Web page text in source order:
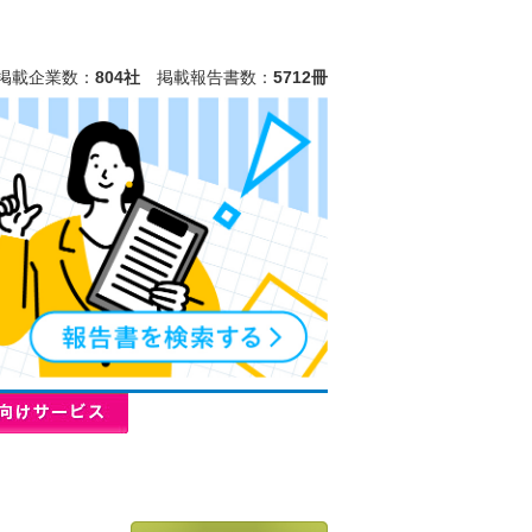
載企業数： 804社 掲載報告書数： 5712冊